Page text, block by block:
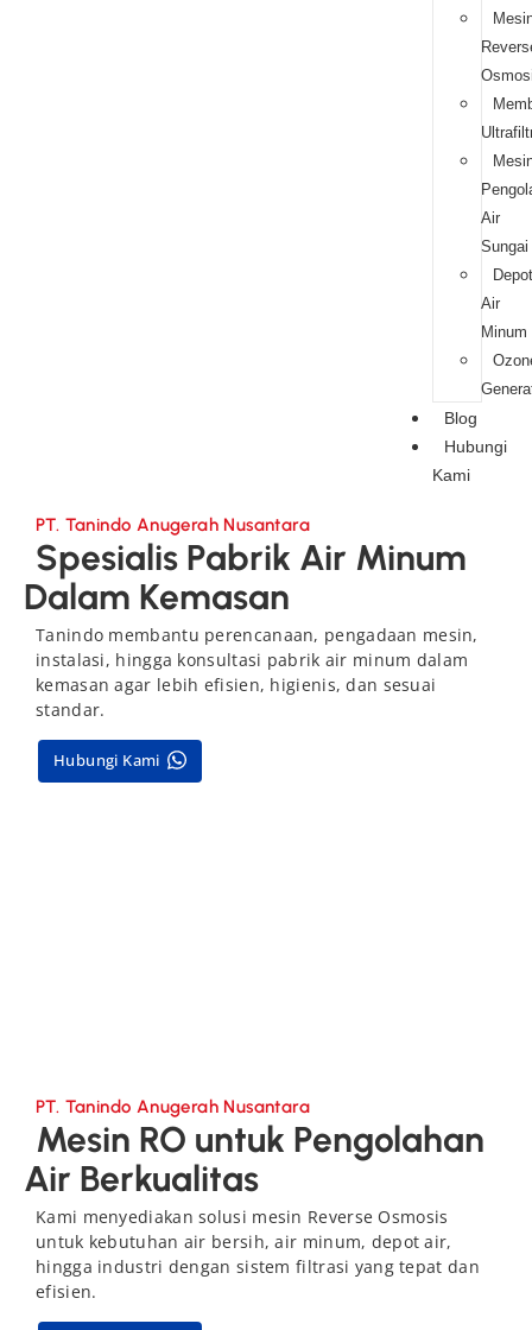
Air
Sungai
Depot
Air
Minum
Blog
Hubungi
Kami
PT. Tanindo Anugerah Nusantara
Spesialis Pabrik Air Minum
Dalam Kemasan
Tanindo membantu perencanaan, pengadaan mesin,
instalasi, hingga konsultasi pabrik air minum dalam
kemasan agar lebih efisien, higienis, dan sesuai
standar.
Hubungi Kami
PT. Tanindo Anugerah Nusantara
Mesin RO untuk Pengolahan
Air Berkualitas
Kami menyediakan solusi mesin Reverse Osmosis
untuk kebutuhan air bersih, air minum, depot air,
hingga industri dengan sistem filtrasi yang tepat dan
efisien.